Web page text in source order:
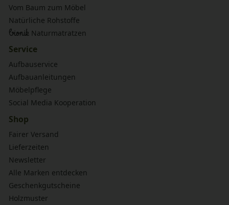
Vom Baum zum Möbel
Natürliche Rohstoffe
bionik Naturmatratzen
Service
Aufbauservice
Aufbauanleitungen
Möbelpflege
Social Media Kooperation
Shop
Fairer Versand
Lieferzeiten
Newsletter
Alle Marken entdecken
Geschenkgutscheine
Holzmuster